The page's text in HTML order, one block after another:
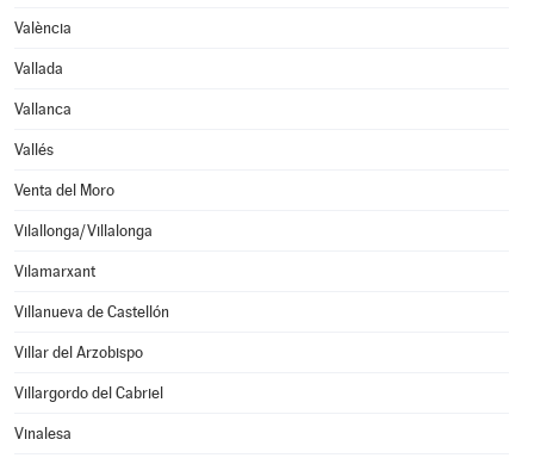
València
Vallada
Vallanca
Vallés
Venta del Moro
Vilallonga/Villalonga
Vilamarxant
Villanueva de Castellón
Villar del Arzobispo
Villargordo del Cabriel
Vinalesa